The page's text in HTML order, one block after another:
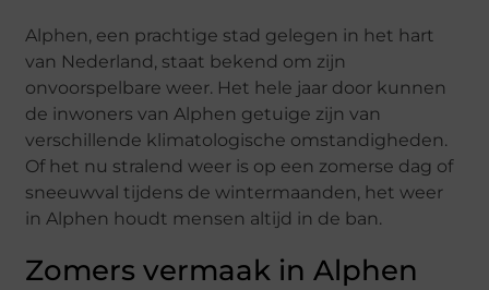
Alphen, een prachtige stad gelegen in het hart
van Nederland, staat bekend om zijn
onvoorspelbare weer. Het hele jaar door kunnen
de inwoners van Alphen getuige zijn van
verschillende klimatologische omstandigheden.
Of het nu stralend weer is op een zomerse dag of
sneeuwval tijdens de wintermaanden, het weer
in Alphen houdt mensen altijd in de ban.
Zomers vermaak in Alphen